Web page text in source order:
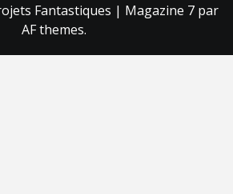
Fantastiques | Magazine 7 par
AF themes.